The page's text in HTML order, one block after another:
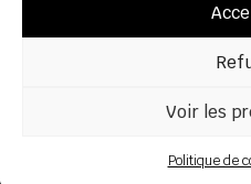
Voir les
Politique de
Politique de